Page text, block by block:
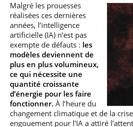
Malgré les prouesses
réalisées ces dernières
années, l’intelligence
artificielle (IA) n’est pas
exempte de défauts : les
modèles deviennent de
plus en plus volumineux,
ce qui nécessite une
quantité croissante
d’énergie pour les faire
fonctionner. À l’heure du
changement climatique et de la
engouement pour l’IA a attiré